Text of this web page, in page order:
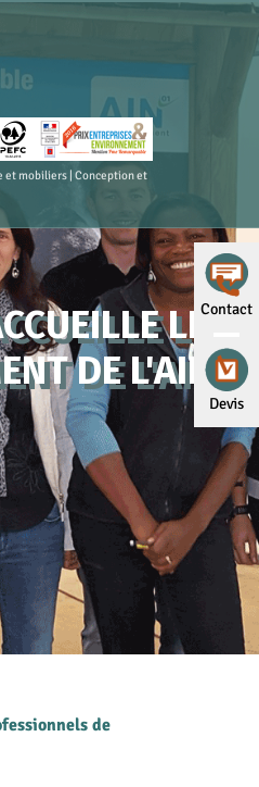
Contact
Devis
mobiliers | Conception et
de
LE
DE L'AIN